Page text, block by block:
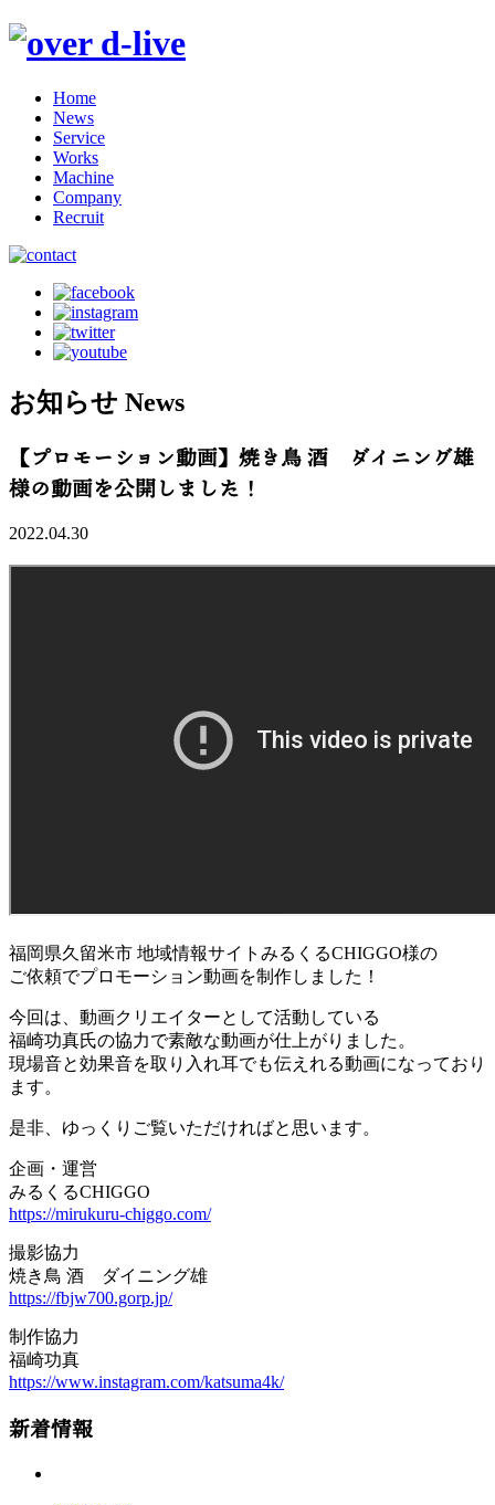
Home
News
Service
Works
Machine
Company
Recruit
お知らせ News
【プロモーション動画】焼き鳥 酒 ダイニング雄
様の動画を公開しました！
2022.04.30
福岡県久留米市 地域情報サイトみるくるCHIGGO様の
ご依頼でプロモーション動画を制作しました！
今回は、動画クリエイターとして活動している
福崎功真氏の協力で素敵な動画が仕上がりました。
現場音と効果音を取り入れ耳でも伝えれる動画になっており
ます。
是非、ゆっくりご覧いただければと思います。
企画・運営
みるくるCHIGGO
https://mirukuru-chiggo.com/
撮影協力
焼き鳥 酒 ダイニング雄
https://fbjw700.gorp.jp/
制作協力
福崎功真
https://www.instagram.com/katsuma4k/
新着情報